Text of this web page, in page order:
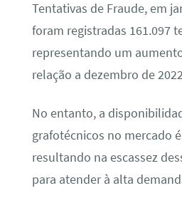
Tentativas de Fraude, em
foram registradas 161.097
representando um
relação a dezembro de
No entanto, a
grafotécnicos no mercado
resultando na escassez
para atender à alta